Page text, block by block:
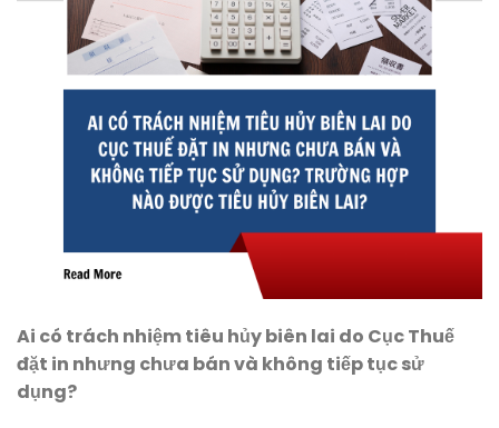
Ai có trách nhiệm tiêu hủy biên lai do Cục Thuế
đặt in nhưng chưa bán và không tiếp tục sử
dụng?